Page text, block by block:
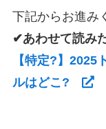
下記からお進み
✔あわせて読み
【特定?】
ルはどこ?